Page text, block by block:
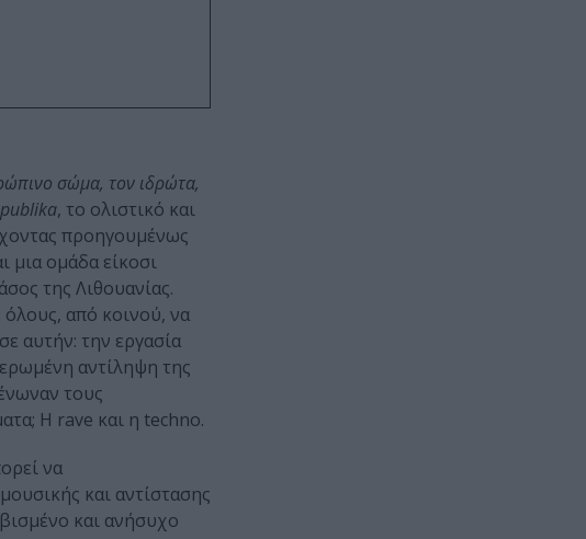
σώμα, τον ιδρώτα,
, το ολιστικό και
προηγουμένως
μια ομάδα είκοσι
της Λιθουανίας.
όλους, από κοινού, να
αυτήν: την εργασία
αντίληψη της
τους
Η rave και η techno.
να
και αντίστασης
και ανήσυχο